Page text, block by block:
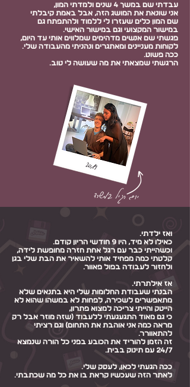
עבדתי שם במשך 4 שנים ולמדתי המון,
אני שונאת את המושג הזה, אבל באמת קיבלתי
שם המון כלים שעזרו לי ללמוד ולהתפתח גם
במישור המקצועי וגם במישור האישי.
פגשתי שם אנשים מדהימים שמלווים אותי עד היום,
לקוחות מעניינים ומאתגרים ונהניתי מהעבודה שלי.
ככה פשוט.
הרגשתי שמצאתי את מה שעושה לי טוב.
ואז ילדתי.
כאילו לא מיד, היו 9 חודשי הריון קודם.
וכשהייתי כבר עם רגל אחת חזרה מחופשת לידה,
קלטתי כמה מפחיד אותי להשאיר את הבת שלי בגן
ולחזור לעבודה בפול פאוור.
אז אילתרתי.
הבנתי שעבודת החלומות שלי היא בתנאים שלא
מתאפשרים לשכירה, לפחות לא במשהו שהוא לא
הייטק והייתי צריכה למצוא פתרון,
כי גם מאוד התגעגעתי ללעבוד (שזה מוזר אבל רק
מראה כמה אני אוהבת את התחום) וגם רציתי
להתאוורר.
זה הזמן להוריד את הכובע בפני כל הורה שנמצא
24/7 עם תינוק בבית.
ככה הגעתי לכאן, לעסק שלי.
לאתר הזה שעכשיו קראת בו את כל מה שכתבתי.